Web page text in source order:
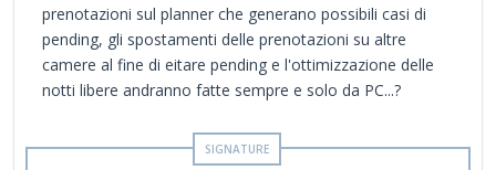
prenotazioni sul planner che generano possibili casi di
pending, gli spostamenti delle prenotazioni su altre
camere al fine di eitare pending e l'ottimizzazione delle
notti libere andranno fatte sempre e solo da PC...?